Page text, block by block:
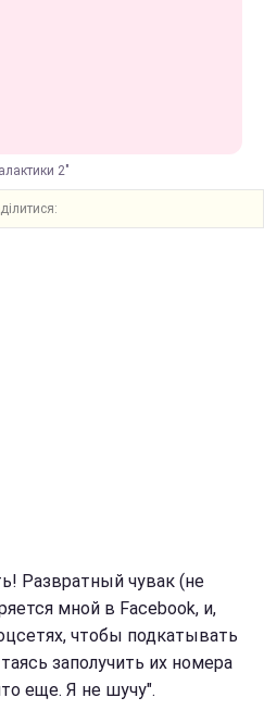
2"
Развратный чувак (не
мной в Facebook, и,
чтобы подкатывать
заполучить их номера
еще. Я не шучу".